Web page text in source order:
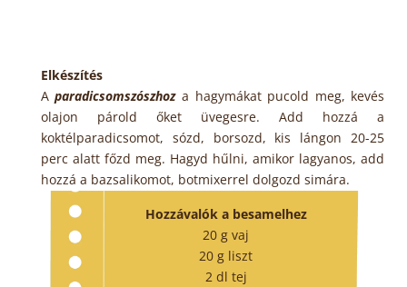
Elkészítés
Aparadicsomszószhoza hagymákat pucold meg, kevés
olajon párold őket üvegesre. Add hozzá a
koktélparadicsomot, sózd, borsozd, kis lángon 20-25
perc alatt főzd meg. Hagyd hűlni, amikor lagyanos, add
hozzá a bazsalikomot, botmixerrel dolgozd simára.
Hozzávalók a besamelhez
20 g vaj
20 g liszt
2 dl tej